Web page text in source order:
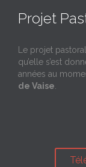
Projet
Le projet
qu’elle s’est
années au
de Vaise